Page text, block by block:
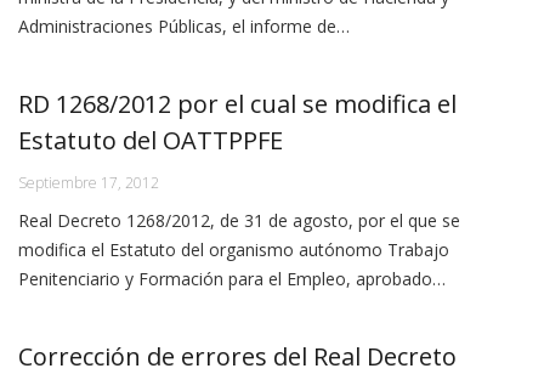
Administraciones Públicas, el informe de…
RD 1268/2012 por el cual se modifica el
Estatuto del OATTPPFE
Septiembre 17, 2012
Real Decreto 1268/2012, de 31 de agosto, por el que se
modifica el Estatuto del organismo autónomo Trabajo
Penitenciario y Formación para el Empleo, aprobado…
Corrección de errores del Real Decreto